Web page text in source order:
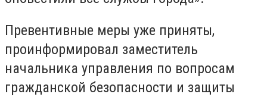
Превентивные меры уже приняты,
проинформировал заместитель
начальника управления по вопросам
гражданской безопасности и защиты